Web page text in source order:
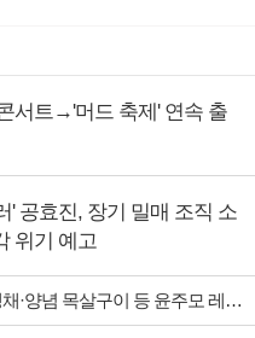
서트→'머드 축제' 연속 출
' 공효진, 장기 밀매 조직 소
위기 예고
목살구이 등 윤주모 레시피 섭렵